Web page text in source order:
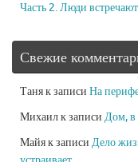
Часть 2. Люди
Свежие
Таняк записи На
Михаилк записи Дом, в
Майяк записи Дело